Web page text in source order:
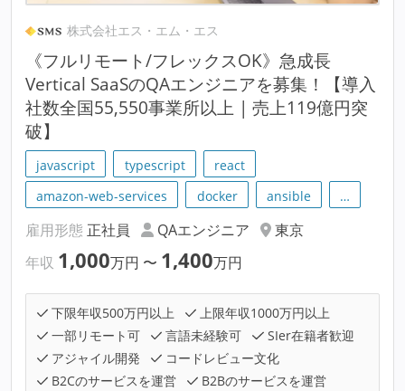
株式会社エス・エム・エス
《フルリモート/フレックスOK》急成長
Vertical SaaSのQAエンジニアを募集！【導入
社数全国55,550事業所以上 | 売上119億円突
破】
javascript typescript
react
amazon-web-services
docker ansible …
雇用形態 正社員 QAエンジニア
東京
年収 1,000万円 〜 1,400万円
下限年収500万円以上
上限年収1000万円以上
一部リモート可
言語未経験可
SIer在籍者歓迎
アジャイル開発
コードレビュー文化
B2Cのサービスを運営
B2Bのサービスを運営